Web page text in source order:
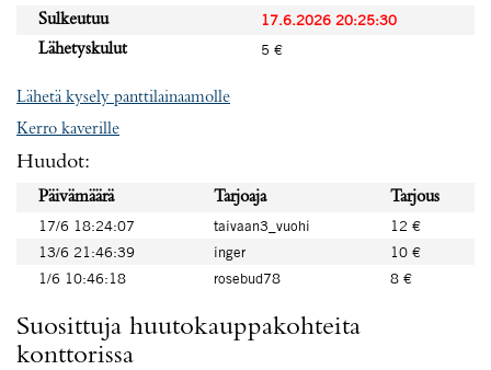
Sulkeutuu
17.6.2026 20:25:30
Lähetyskulut
5 €
Lähetä kysely panttilainaamolle
Kerro kaverille
Huudot:
Päivämäärä Tarjoaja
Tarjous
17/6 18:24:07
taivaan3_vuohi
12 €
13/6 21:46:39
inger
10 €
1/6 10:46:18
rosebud78 8 €
Suosittuja huutokauppakohteita
konttorissa